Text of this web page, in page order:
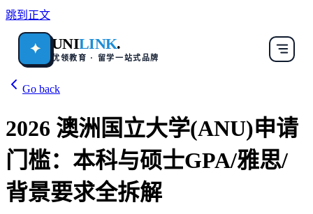
跳到正文
✦ UNILINK.
优领教育 · 留学一站式品牌
Go back
2026 澳洲国立大学(ANU)申请
门槛：本科与硕士GPA/雅思/
背景要求全拆解